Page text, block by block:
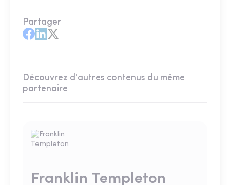
Partager
Découvrez d'autres contenus du même
partenaire
Franklin Templeton